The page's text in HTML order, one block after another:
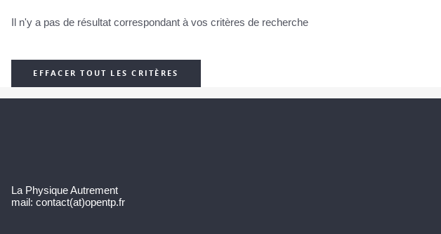
Il n'y a pas de résultat correspondant à vos critères de recherche
EFFACER TOUT LES CRITÈRES
La Physique Autrement
mail: contact(at)opentp.fr